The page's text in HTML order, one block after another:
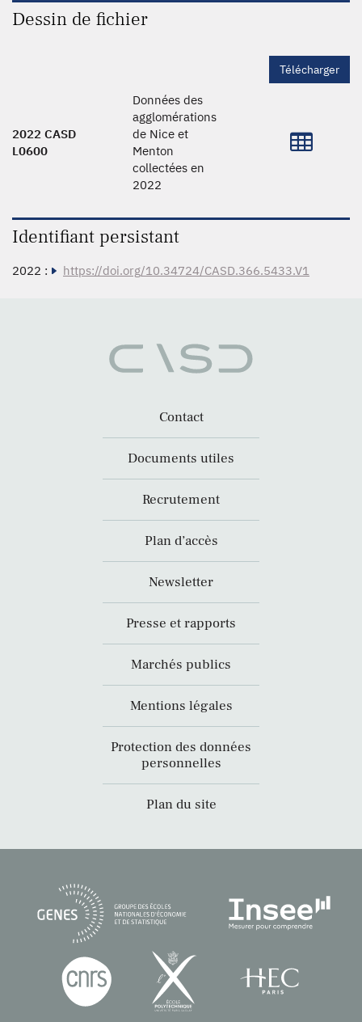
Dessin de fichier
Télécharger
2022 CASD
L0600
Données des
agglomérations
de Nice et
Menton
collectées en
2022
Identifiant persistant
2022 : https://doi.org/10.34724/CASD.366.5433.V1
Contact
Documents utiles
Recrutement
Plan d’accès
Newsletter
Presse et rapports
Marchés publics
Mentions légales
Protection des données
personnelles
Plan du site